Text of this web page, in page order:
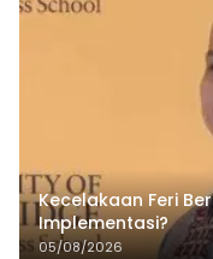
Kecelakaan Feri
Implementasi?
05/08/2026